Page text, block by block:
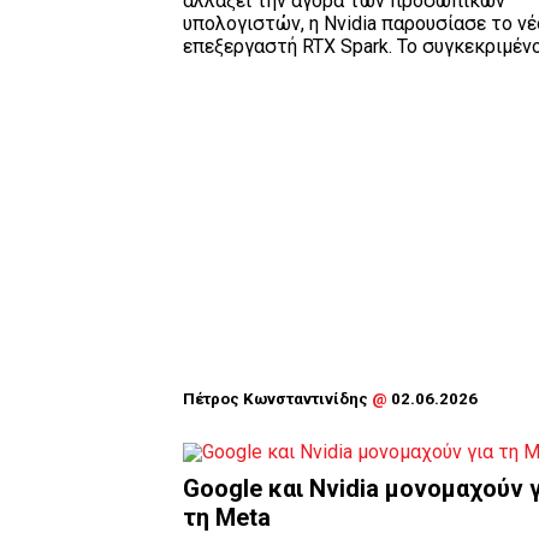
υπολογιστών, η Nvidia παρουσίασε το
επεξεργαστή RTX Spark. Το
Πέτρος Κωνσταντινίδης @ 02.06.2026
Google και Nvidia μονομαχούν
τη Meta